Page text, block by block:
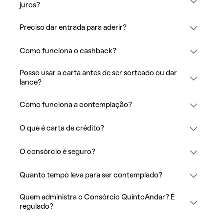
juros?
Preciso dar entrada para aderir?
Como funciona o cashback?
Posso usar a carta antes de ser sorteado ou dar
lance?
Como funciona a contemplação?
O que é carta de crédito?
O consórcio é seguro?
Quanto tempo leva para ser contemplado?
Quem administra o Consórcio QuintoAndar? É
regulado?